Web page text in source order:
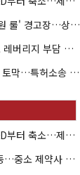
대교, 액면병합 앞두고도 '1000원 룰' 경고장…상장유지 시험대
리지 부담 여전
소송 비용부터 챙긴다
(약가 대수술)②약값 깎이자 R&D부터 축소…제약업계 비상경영 돌입
(약가 대수술)①제네릭 난립 제동…중소 제약사 수익성 비상